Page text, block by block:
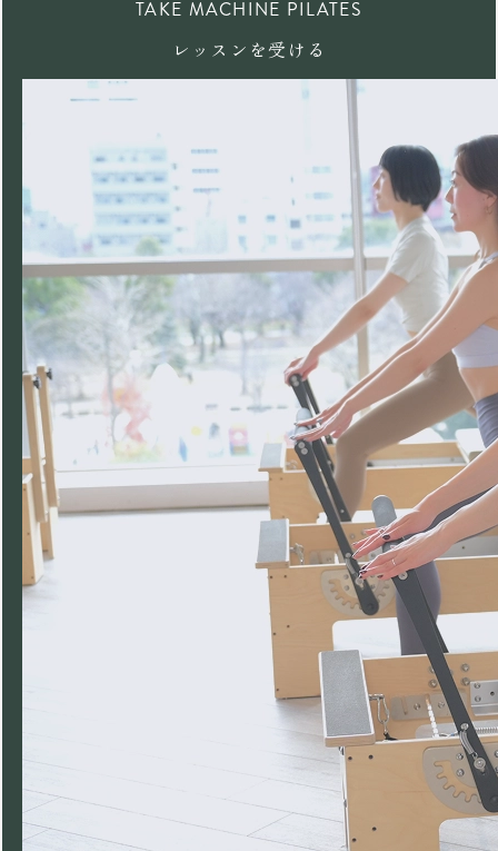
TAKE MACHINE PILATES
レッスンを受ける